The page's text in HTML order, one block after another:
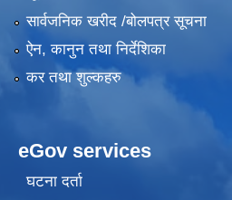
सार्वजनिक खरीद /बोलपत्र सूचना
ऐन, कानुन तथा निर्देशिका
कर तथा शुल्कहरु
eGov services
घटना दर्ता